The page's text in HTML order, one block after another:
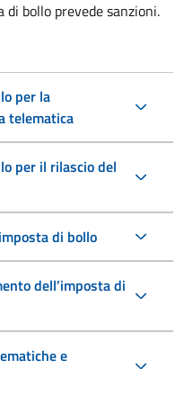
di bollo prevede sanzioni.
per la
telematica
per il rilascio del
di bollo
dell’imposta di
e